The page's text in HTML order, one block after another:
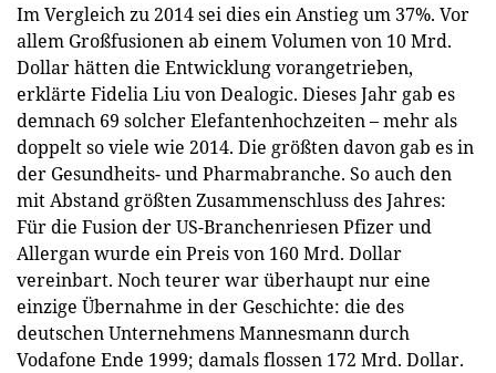
Im Vergleich zu 2014 sei dies ein Anstieg um 37%. Vor
allem Großfusionen ab einem Volumen von 10 Mrd.
Dollar hätten die Entwicklung vorangetrieben,
erklärte Fidelia Liu von Dealogic. Dieses Jahr gab es
demnach 69 solcher Elefantenhochzeiten – mehr als
doppelt so viele wie 2014. Die größten davon gab es in
der Gesundheits- und Pharmabranche. So auch den
mit Abstand größten Zusammenschluss des Jahres:
Für die Fusion der US-Branchenriesen Pfizer und
Allergan wurde ein Preis von 160 Mrd. Dollar
vereinbart. Noch teurer war überhaupt nur eine
einzige Übernahme in der Geschichte: die des
deutschen Unternehmens Mannesmann durch
Vodafone ­Ende 1999; damals flossen 172 Mrd. Dollar.